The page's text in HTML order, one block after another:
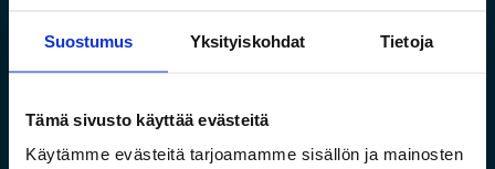
Suostumus Yksityiskohdat Tietoja
Tämä sivusto käyttää evästeitä
Käytämme evästeitä tarjoamamme sisällön ja mainosten
sopivat ilmastoidut ja
kestävät säilytysratkaisut